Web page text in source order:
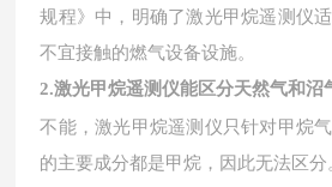
规程》中，明确了激光甲烷遥测仪
不宜接触的燃气设备设施。
2.激光甲烷遥测仪能区分天然气和沼
不能，激光甲烷遥测仪只针对甲烷
的主要成分都是甲烷，因此无法区分